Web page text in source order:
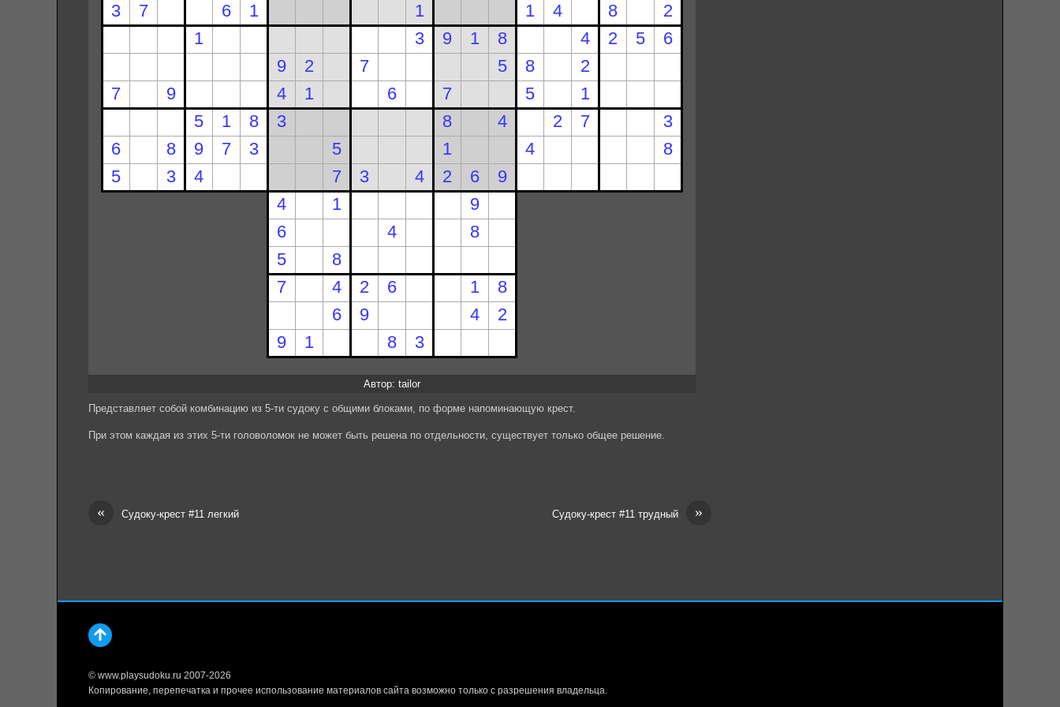
Автор: tailor
Представляет собой комбинацию из 5-ти судоку с общими блоками, по форме напоминающую крест.
При этом каждая из этих 5-ти головоломок не может быть решена по отдельности, существует только общее решение.
« Судоку-крест #11 легкий »
Судоку-крест #11 трудный
© www.playsudoku.ru 2007-2026
Копирование, перепечатка и прочее использование материалов сайта возможно только с разрешения владельца.